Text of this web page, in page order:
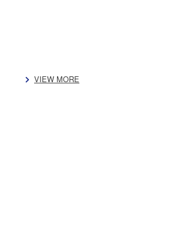
VIEW MORE